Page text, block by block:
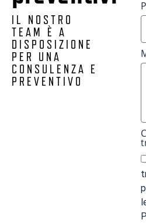
IL NOSTRO
TEAM È A
DISPOSIZIONE
PER UNA
CONSULENZA E
PREVENTIVO